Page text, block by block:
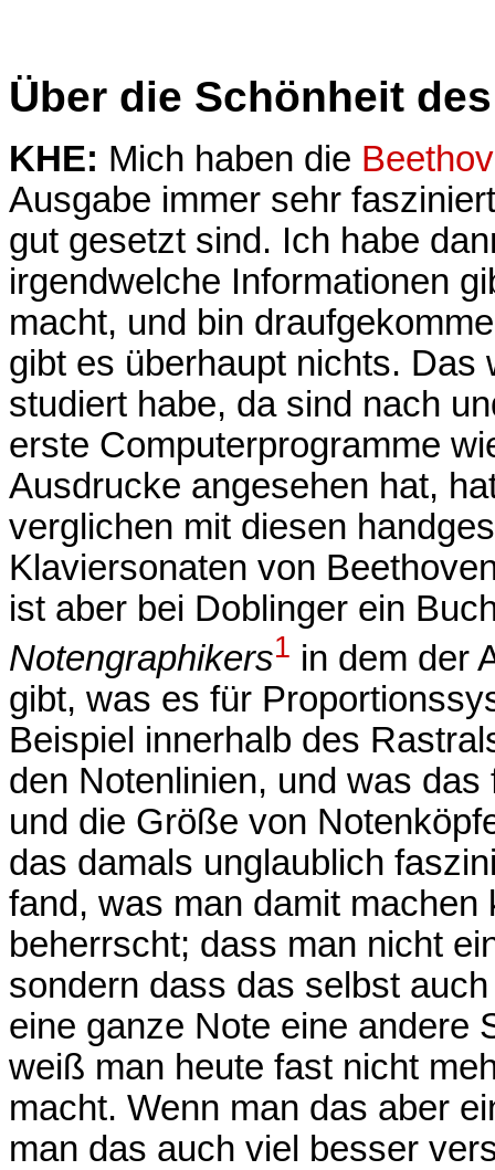
Über die Schönheit
KHE: Mich haben die
Ausgabe immer sehr
gut gesetzt sind. Ich habe
irgendwelche Informationen
macht, und bin
gibt es überhaupt nichts. Das
studiert habe, da sind nach
erste Computerprogramme
Ausdrucke angesehen hat,
verglichen mit diesen
Klaviersonaten von
ist aber bei Doblinger ein
Notengraphikers1 in dem der
gibt, was es für
Beispiel innerhalb des
den Notenlinien, und was
und die Größe von
das damals unglaublich
fand, was man damit
beherrscht; dass man nicht
sondern dass das selbst
eine ganze Note eine andere
weiß man heute fast nicht
macht. Wenn man das aber
man das auch viel besser